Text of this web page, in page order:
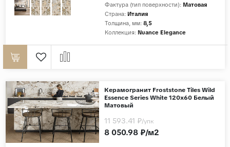
Фактура (тип поверхности): Матовая
Страна: Италия
Толщина, мм: 8,5
Коллекция: Nuance Elegance
Керамогранит Froststone Tiles Wild
Essence Series White 120x60 Белый
Матовый
8 050.98 ₽/м2
11 593.41 ₽/упк